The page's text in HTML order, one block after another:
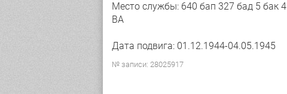
Место службы: 640 бап 327 бад 5 бак 4
ВА
Дата подвига: 01.12.1944-04.05.1945
№ записи: 28025917